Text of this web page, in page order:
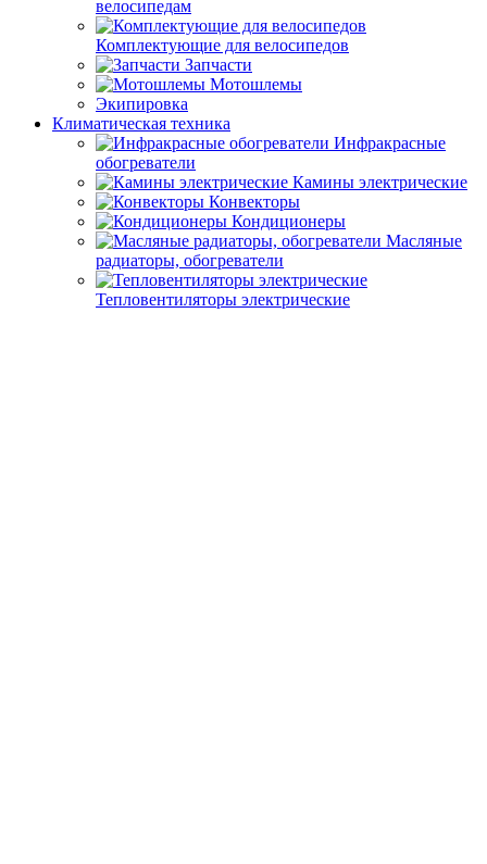
велосипедам
Комплектующие для велосипедов
Запчасти
Мотошлемы
Экипировка
Климатическая техника
Инфракрасные
обогреватели
Камины электрические
Конвекторы
Кондиционеры
Масляные
радиаторы, обогреватели
Тепловентиляторы электрические